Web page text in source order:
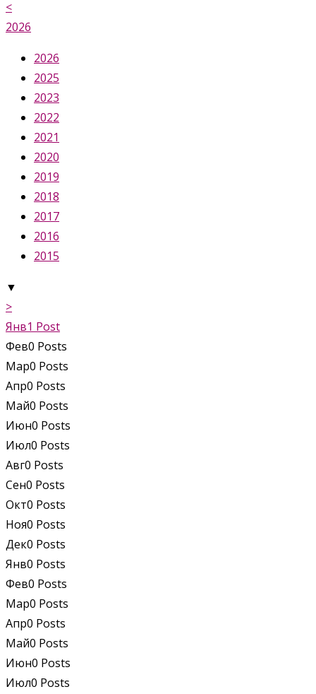
<
2026
2026
2025
2023
2022
2021
2020
2019
2018
2017
2016
2015
▼
>
Янв1 Post
Фев0 Posts
Мар0 Posts
Апр0 Posts
Май0 Posts
Июн0 Posts
Июл0 Posts
Авг0 Posts
Сен0 Posts
Окт0 Posts
Ноя0 Posts
Дек0 Posts
Янв0 Posts
Фев0 Posts
Мар0 Posts
Апр0 Posts
Май0 Posts
Июн0 Posts
Июл0 Posts